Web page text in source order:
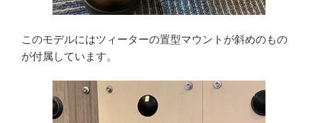
このモデルにはツィーターの置型マウントが斜めのもの
が付属しています。